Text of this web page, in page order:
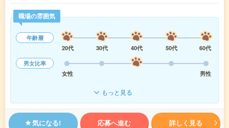
職場の雰囲気
年齢層
20代
30代 40代 50代
60代
男女比率
女性
男性
もっと見る
気になる! 応募へ進む 詳しく見る